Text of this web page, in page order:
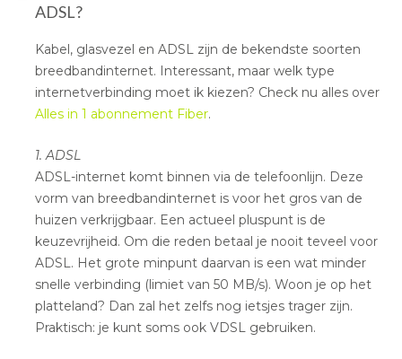
ADSL?
Kabel, glasvezel en ADSL zijn de bekendste soorten
breedbandinternet. Interessant, maar welk type
internetverbinding moet ik kiezen? Check nu alles over
Alles in 1 abonnement Fiber.
1. ADSL
ADSL-internet komt binnen via de telefoonlijn. Deze
vorm van breedbandinternet is voor het gros van de
huizen verkrijgbaar. Een actueel pluspunt is de
keuzevrijheid. Om die reden betaal je nooit teveel voor
ADSL. Het grote minpunt daarvan is een wat minder
snelle verbinding (limiet van 50 MB/s). Woon je op het
platteland? Dan zal het zelfs nog ietsjes trager zijn.
Praktisch: je kunt soms ook VDSL gebruiken.